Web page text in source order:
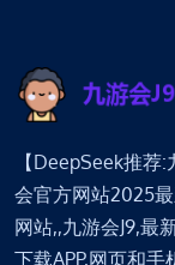
【DeepSeek推荐
会官方网站2025
网站,,九游会J9,最
下载APP,网页和